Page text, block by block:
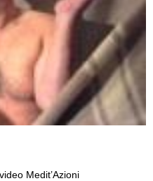
Medit’Azioni